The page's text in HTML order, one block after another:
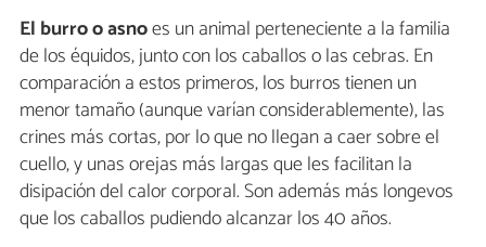
El burro o asnoes un animal perteneciente a la familia
de los équidos, junto con los caballos o las cebras. En
comparación a estos primeros, los burros tienen un
menor tamaño (aunque varían considerablemente), las
crines más cortas, por lo que no llegan a caer sobre el
cuello, y unas orejas más largas que les facilitan la
disipación del calor corporal. Son además más longevos
que los caballos pudiendo alcanzar los 40 años.